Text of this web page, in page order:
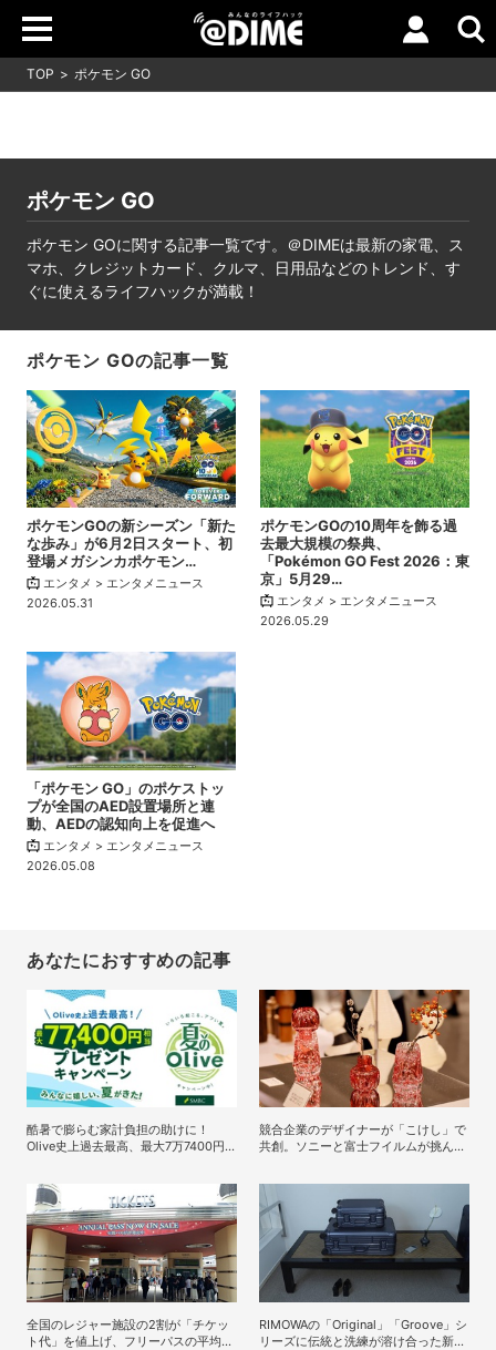
TOP ポケモン GO
ポケモン GO
ポケモン GOに関する記事一覧です。＠DIMEは最新の家電、ス
マホ、クレジットカード、クルマ、日用品などのトレンド、す
ぐに使えるライフハックが満載！
ポケモン GOの記事一覧
ポケモンGOの新シーズン「新た
な歩み」が6月2日スタート、初
登場メガシンカポケモン…
エンタメ > エンタメニュース
2026.05.31
ポケモンGOの10周年を飾る過
去最大規模の祭典、
「Pokémon GO Fest 2026：東
京」5月29…
エンタメ > エンタメニュース
2026.05.29
「ポケモン GO」のポケストッ
プが全国のAED設置場所と連
動、AEDの認知向上を促進へ
エンタメ > エンタメニュース
2026.05.08
あなたにおすすめの記事
酷暑で膨らむ家計負担の助けに！
Olive史上過去最高、最大7万7400円
競合企業のデザイナーが「こけし」で
共創。ソニーと富士フイルムが挑んだ
全国のレジャー施設の2割が「チケッ
ト代」を値上げ、フリーパスの平均価
RIMOWAの「Original」「Groove」シ
リーズに伝統と洗練が溶け合った新定